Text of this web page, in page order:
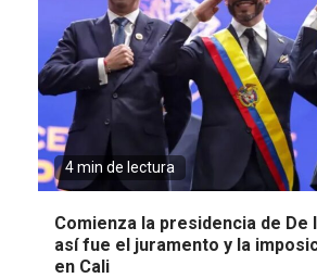
4 min de lectura
Comienza la presidencia de De
así fue el juramento y la
en Cali